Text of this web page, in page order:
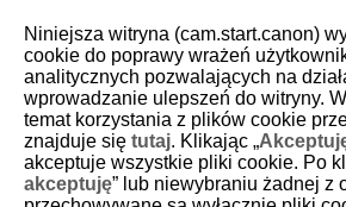
D180-114
Image Stabilizer (Stabilizator
obrazu) (tryb IS)
Niniejsza witryna (cam.start.canon)
cookie do poprawy wrażeń
analitycznych pozwalających na
wprowadzanie ulepszeń do witryny.
temat korzystania z plików cookie
znajduje się tutaj. Klikając „
akceptuje wszystkie pliki cookie. Po
akceptuję” lub niewybraniu żadnej z